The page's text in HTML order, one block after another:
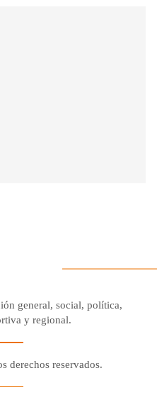
general, social, política,
y regional.
derechos reservados.